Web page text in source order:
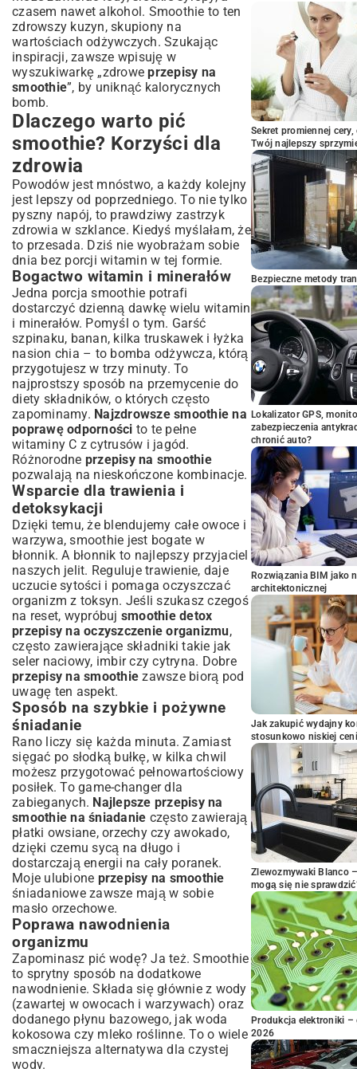
Triki i porady dla miłośników smoothie
Smoothie na diecie eliminacyjnej
Kreatywne połączenia smakowe
Smoothie dla dzieci: Jak przemycić
warzywa
Smoothie jako zamiennik posiłku
Podsumowanie: Smoothie jako element
zdrowej diety
Włącz smoothie do codziennego menu
Inspiracje na kolejne przepisy
czasem nawet alkohol. Smoothie to ten
zdrowszy kuzyn, skupiony na
wartościach odżywczych. Szukając
inspiracji, zawsze wpisuję w
wyszukiwarkę „zdroweprzepisy na
smoothie”, by uniknąć kalorycznych
bomb.
Dlaczego warto pić
smoothie? Korzyści dla
zdrowia
Powodów jest mnóstwo, a każdy kolejny
jest lepszy od poprzedniego. To nie tylko
pyszny napój, to prawdziwy zastrzyk
zdrowia w szklance. Kiedyś myślałam, że
to przesada. Dziś nie wyobrażam sobie
dnia bez porcji witamin w tej formie.
Bogactwo witamin i minerałów
Jedna porcja smoothie potrafi
dostarczyć dzienną dawkę wielu witamin
i minerałów. Pomyśl o tym. Garść
szpinaku, banan, kilka truskawek i łyżka
nasion chia – to bomba odżywcza, którą
przygotujesz w trzy minuty. To
najprostszy sposób na przemycenie do
diety składników, o których często
zapominamy. Najzdrowsze smoothie na
poprawę odporności to te pełne
witaminy C z cytrusów i jagód.
Różnorodne przepisy na smoothie
pozwalają na nieskończone kombinacje.
Wsparcie dla trawienia i
detoksykacji
Dzięki temu, że blendujemy całe owoce i
warzywa, smoothie jest bogate w
błonnik. A błonnik to najlepszy przyjaciel
naszych jelit. Reguluje trawienie, daje
uczucie sytości i pomaga oczyszczać
organizm z toksyn. Jeśli szukasz czegoś
na reset, wypróbuj smoothie detox
przepisy na oczyszczenie organizmu,
często zawierające składniki takie jak
seler naciowy, imbir czy cytryna. Dobre
przepisy na smoothie zawsze biorą pod
uwagę ten aspekt.
Sposób na szybkie i pożywne
śniadanie
Rano liczy się każda minuta. Zamiast
sięgać po słodką bułkę, w kilka chwil
możesz przygotować pełnowartościowy
posiłek. To game-changer dla
zabieganych. Najlepsze przepisy na
smoothie na śniadanie często zawierają
płatki owsiane, orzechy czy awokado,
dzięki czemu sycą na długo i
dostarczają energii na cały poranek.
Moje ulubione przepisy na smoothie
śniadaniowe zawsze mają w sobie
masło orzechowe.
Poprawa nawodnienia
organizmu
Zapominasz pić wodę? Ja też. Smoothie
to sprytny sposób na dodatkowe
nawodnienie. Składa się głównie z wody
(zawartej w owocach i warzywach) oraz
dodanego płynu bazowego, jak woda
kokosowa czy mleko roślinne. To o wiele
smaczniejsza alternatywa dla czystej
wody.
Sekret promiennej
Twój najlepszy
Bezpieczne metody
Lokalizator GPS,
zabezpieczenia
chronić auto?
Rozwiązania BIM jako
architektonicznej
Jak zakupić wydajny
stosunkowo niskiej
Zlewozmywaki Blanco
mogą się nie
Produkcja elektroniki –
2026